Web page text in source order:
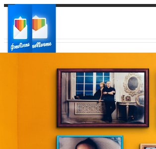
Ваш регион доставки
Выберите из списка: